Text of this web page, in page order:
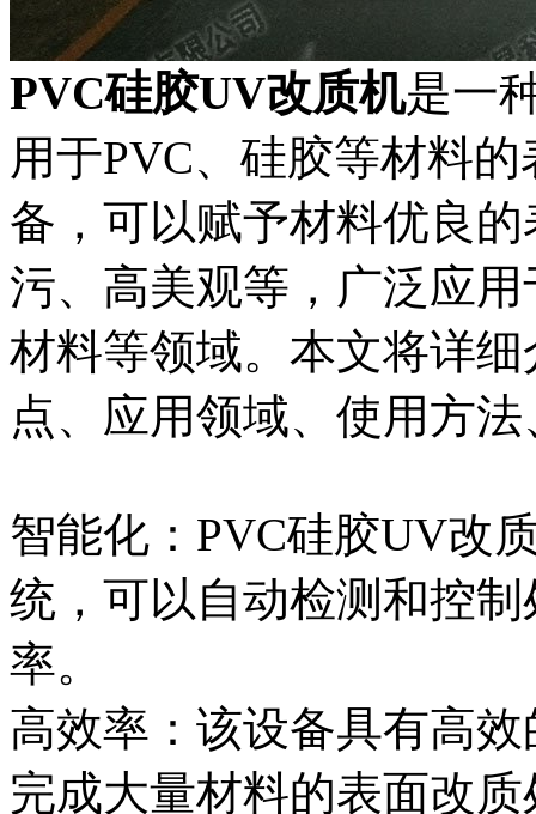
PVC硅胶UV改质机是一
用于PVC、硅胶等材料
备，可以赋予材料优良
污、高美观等，广泛应
材料等领域。本文将详
点、应用领域、使用方
智能化：PVC硅胶UV改
统，可以自动检测和控
率。
高效率：该设备具有高
完成大量材料的表面改